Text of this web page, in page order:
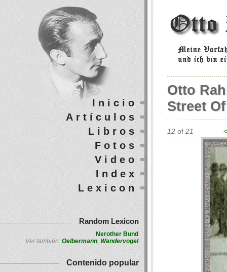
Otto
Street
12 of 21
Inicio
Artículos
Libros
Fotos
Video
Index
Lexicon
Random Lexicon
Nerother Bund
Ver también: Oelbermann, Wandervogel
Contenido popular